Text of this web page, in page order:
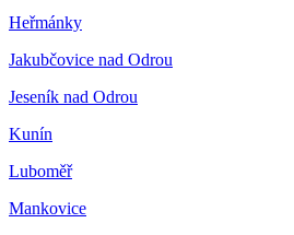
Heřmánky
Jakubčovice nad Odrou
Jeseník nad Odrou
Kunín
Luboměř
Mankovice